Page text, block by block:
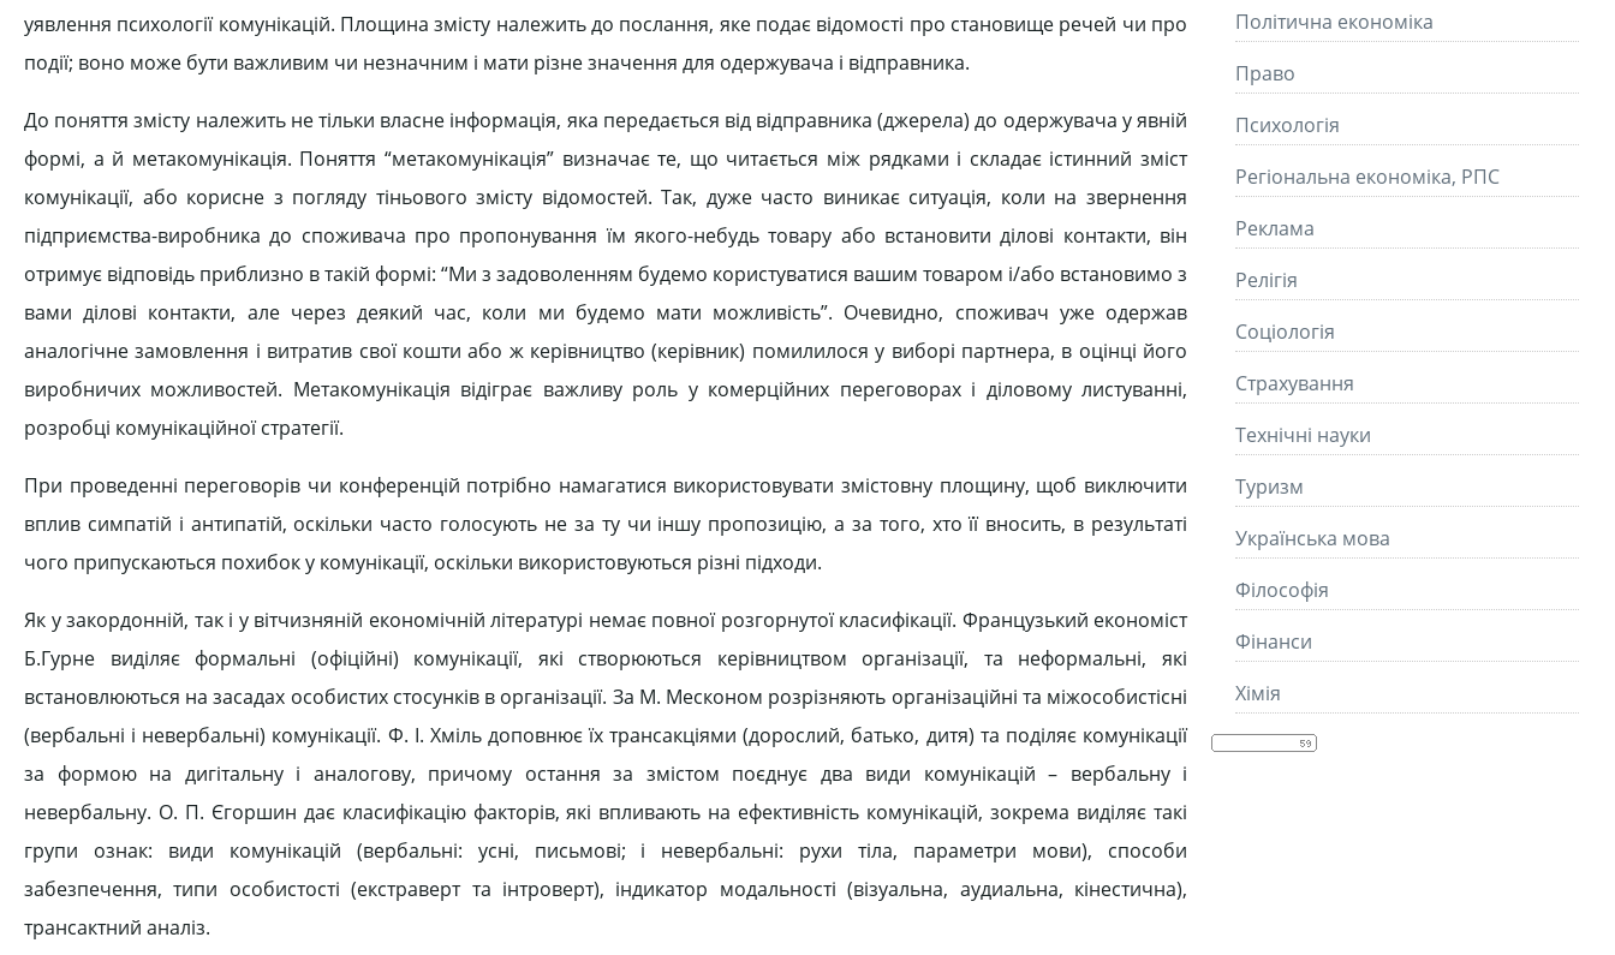
уявлення психології комунікацій. Площина змісту належить до послання, яке подає відомості про становище речей чи про
події; воно може бути важливим чи незначним і мати різне значення для одержувача і відправника.
До поняття змісту належить не тільки власне інформація, яка передається від відправника (джерела) до одержувача у явній
формі, а й метакомунікація. Поняття “метакомунікація” визначає те, що читається між рядками і складає істинний зміст
комунікації, або корисне з погляду тіньового змісту відомостей. Так, дуже часто виникає ситуація, коли на звернення
підприємства-виробника до споживача про пропонування їм якого-небудь товару або встановити ділові контакти, він
отримує відповідь приблизно в такій формі: “Ми з задоволенням будемо користуватися вашим товаром і/або встановимо з
вами ділові контакти, але через деякий час, коли ми будемо мати можливість”. Очевидно, споживач уже одержав
аналогічне замовлення і витратив свої кошти або ж керівництво (керівник) помилилося у виборі партнера, в оцінці його
виробничих можливостей. Метакомунікація відіграє важливу роль у комерційних переговорах і діловому листуванні,
розробці комунікаційної стратегії.
При проведенні переговорів чи конференцій потрібно намагатися використовувати змістовну площину, щоб виключити
вплив симпатій і антипатій, оскільки часто голосують не за ту чи іншу пропозицію, а за того, хто її вносить, в результаті
чого припускаються похибок у комунікації, оскільки використовуються різні підходи.
Як у закордонній, так і у вітчизняній економічній літературі немає повної розгорнутої класифікації. Французький економіст
Б.Гурне виділяє формальні (офіційні) комунікації, які створюються керівництвом організації, та неформальні, які
встановлюються на засадах особистих стосунків в організації. За М. Месконом розрізняють організаційні та міжособистісні
(вербальні і невербальні) комунікації. Ф. І. Хміль доповнює їх трансакціями (дорослий, батько, дитя) та поділяє комунікації
за формою на дигітальну і аналогову, причому остання за змістом поєднує два види комунікацій – вербальну і
невербальну. О. П. Єгоршин дає класифікацію факторів, які впливають на ефективність комунікацій, зокрема виділяє такі
групи ознак: види комунікацій (вербальні: усні, письмові; і невербальні: рухи тіла, параметри мови), способи
забезпечення, типи особистості (екстраверт та інтроверт), індикатор модальності (візуальна, аудиальна, кінестична),
трансактний аналіз.
Політична економіка
Право
Психологія
Регіональна економіка, РПС
Реклама
Релігія
Соціологія
Страхування
Технічні науки
Туризм
Українська мова
Філософія
Фінанси
Хімія